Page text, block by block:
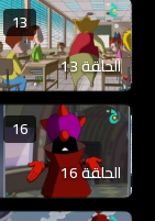
13
الحلقة 13
16
الحلقة 16